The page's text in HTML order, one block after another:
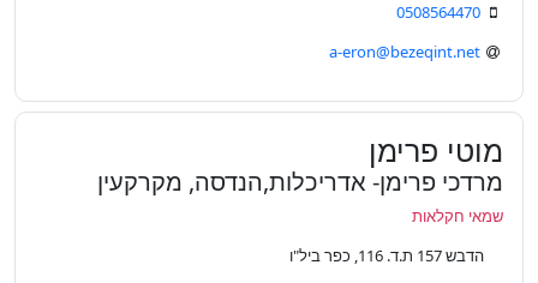
0508564470
a-eron@bezeqint.net
מוטי פרימן
מרדכי פרימן- אדריכלות,הנדסה, מקרקעין
שמאי חקלאות
הדבש 157 ת.ד. 116, כפר ביל"ו